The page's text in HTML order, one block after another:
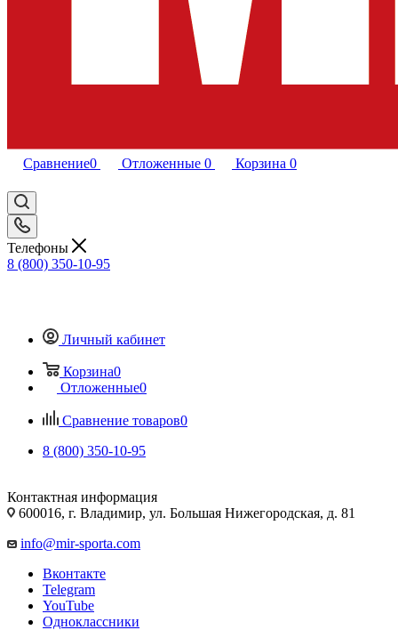
Сравнение0 Отложенные 0 Корзина 0
Телефоны
8 (800) 350-10-95
Личный кабинет
Корзина0
Отложенные0
Сравнение товаров0
8 (800) 350-10-95
Контактная информация
600016, г. Владимир, ул. Большая Нижегородская, д. 81
info@mir-sporta.com
Вконтакте
Telegram
YouTube
Одноклассники